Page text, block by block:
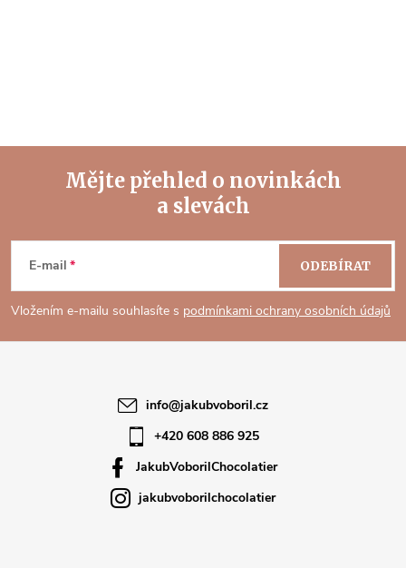
p
Mějte přehled o novinkách
a slevách
E-mail
Vložením e-mailu souhlasíte s podmínkami ochrany osobních údajů
ODEBÍRAT
info@jakubvoboril.cz
+420 608 886 925
JakubVoborilChocolatier
jakubvoborilchocolatier